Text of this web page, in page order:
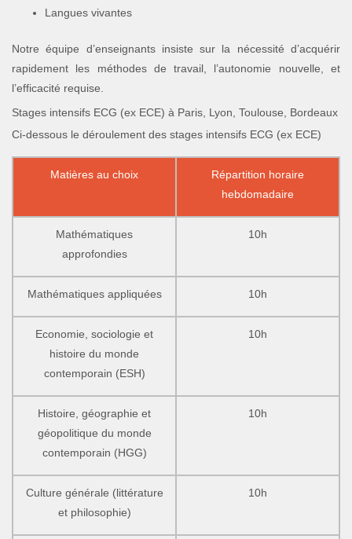
Langues vivantes
Notre équipe d’enseignants insiste sur la nécessité d’acquérir
rapidement les méthodes de travail, l’autonomie nouvelle, et
l’efficacité requise.
Stages intensifs ECG (ex ECE) à Paris, Lyon, Toulouse, Bordeaux
Ci-dessous le déroulement des stages intensifs ECG (ex ECE)
Matières au choix
Répartition horaire
hebdomadaire
Mathématiques
approfondies
10h
Mathématiques appliquées 10h
Economie, sociologie et
histoire du monde
contemporain (ESH)
10h
Histoire, géographie et
géopolitique du monde
contemporain (HGG)
10h
Culture générale (littérature
et philosophie)
10h